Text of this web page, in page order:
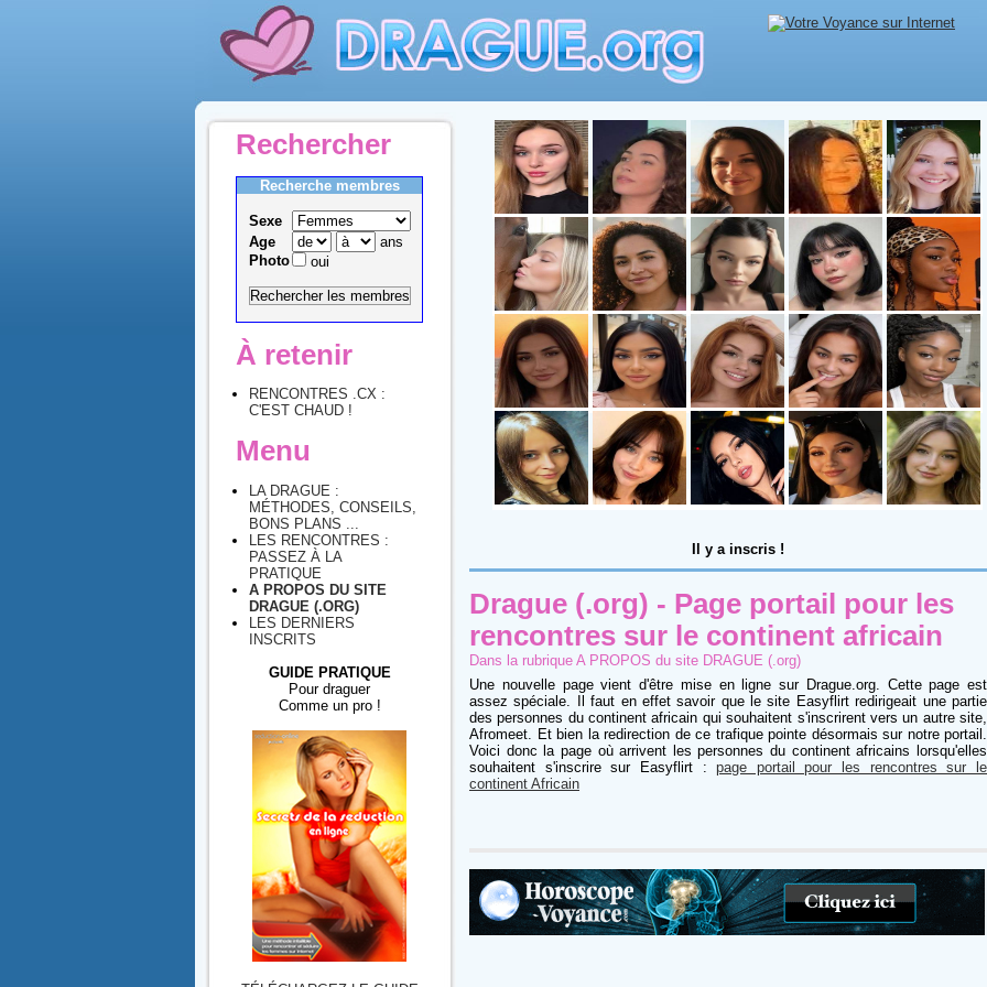
Rechercher
Recherche membres
Sexe
Age
ans
Photo
oui
À retenir
RENCONTRES .CX :
C'EST CHAUD !
Menu
LA DRAGUE :
MÉTHODES, CONSEILS,
BONS PLANS ...
LES RENCONTRES :
PASSEZ À LA
PRATIQUE
A PROPOS DU SITE
DRAGUE (.ORG)
LES DERNIERS
INSCRITS
GUIDE PRATIQUE
Pour draguer
Comme un pro !
Il y a inscris !
Drague (.org) - Page portail pour les
rencontres sur le continent africain
Dans la rubrique A PROPOS du site DRAGUE (.org)
Une nouvelle page vient d'être mise en ligne sur Drague.org. Cette page est
assez spéciale. Il faut en effet savoir que le site Easyflirt redirigeait une partie
des personnes du continent africain qui souhaitent s'inscrirent vers un autre site,
Afromeet. Et bien la redirection de ce trafique pointe désormais sur notre portail.
Voici donc la page où arrivent les personnes du continent africains lorsqu'elles
souhaitent s'inscrire sur Easyflirt :page portail pour les rencontres sur le
continent Africain